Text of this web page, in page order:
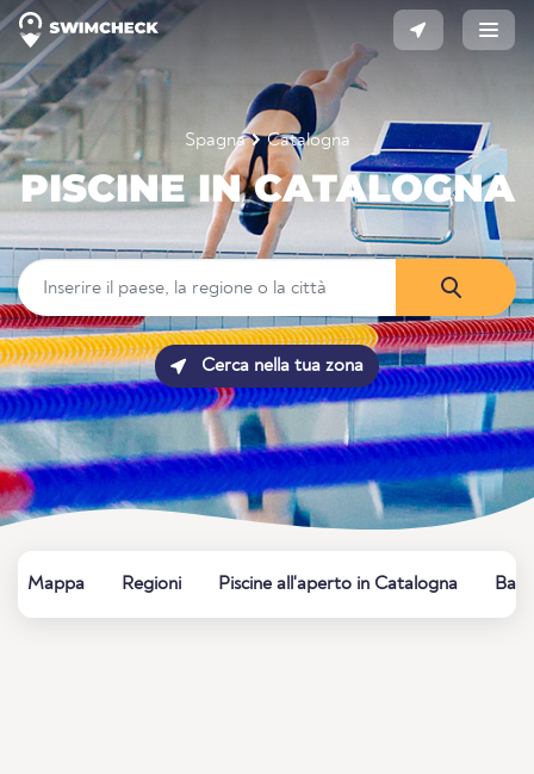
Spagna Catalogna
PISCINE IN CATALOGNA
Cerca nella tua zona
Mappa Regioni Piscine all'aperto in Catalogna